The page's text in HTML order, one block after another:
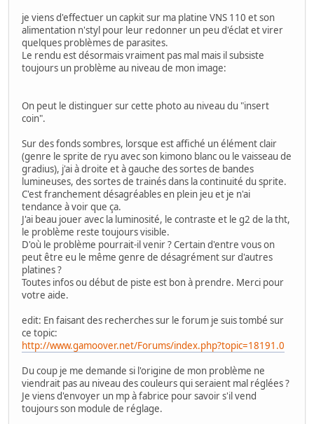
je viens d'effectuer un capkit sur ma platine VNS 110 et son
alimentation n'styl pour leur redonner un peu d'éclat et virer
quelques problèmes de parasites.
Le rendu est désormais vraiment pas mal mais il subsiste
toujours un problème au niveau de mon image:
On peut le distinguer sur cette photo au niveau du "insert
coin".
Sur des fonds sombres, lorsque est affiché un élément clair
(genre le sprite de ryu avec son kimono blanc ou le vaisseau de
gradius), j'ai à droite et à gauche des sortes de bandes
lumineuses, des sortes de trainés dans la continuité du sprite.
C'est franchement désagréables en plein jeu et je n'ai
tendance à voir que ça.
J'ai beau jouer avec la luminosité, le contraste et le g2 de la tht,
le problème reste toujours visible.
D'où le problème pourrait-il venir ? Certain d'entre vous on
peut être eu le même genre de désagrément sur d'autres
platines ?
Toutes infos ou début de piste est bon à prendre. Merci pour
votre aide.
edit: En faisant des recherches sur le forum je suis tombé sur
ce topic:
http://www.gamoover.net/Forums/index.php?topic=18191.0
Du coup je me demande si l'origine de mon problème ne
viendrait pas au niveau des couleurs qui seraient mal réglées ?
Je viens d'envoyer un mp à fabrice pour savoir s'il vend
toujours son module de réglage.